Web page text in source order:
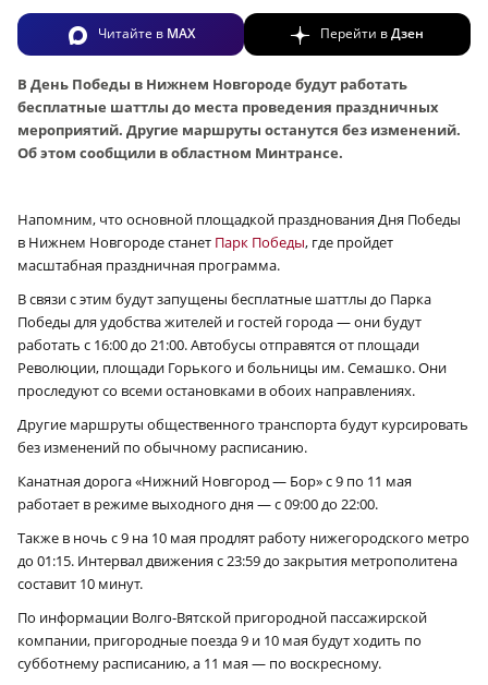
Читайте в MAX Перейти вДзен
В День Победы в Нижнем Новгороде будут работать
бесплатные шаттлы до места проведения праздничных
мероприятий. Другие маршруты останутся без изменений.
Об этом сообщили в областном Минтрансе.
Напомним, что основной площадкой празднования Дня Победы
в Нижнем Новгороде станет Парк Победы, где пройдет
масштабная праздничная программа.
В связи с этим будут запущены бесплатные шаттлы до Парка
Победы для удобства жителей и гостей города — они будут
работать с 16:00 до 21:00. Автобусы отправятся от площади
Революции, площади Горького и больницы им. Семашко. Они
проследуют со всеми остановками в обоих направлениях.
Другие маршруты общественного транспорта будут курсировать
без изменений по обычному расписанию.
Канатная дорога «Нижний Новгород — Бор» с 9 по 11 мая
работает в режиме выходного дня — с 09:00 до 22:00.
Также в ночь с 9 на 10 мая продлят работу нижегородского метро
до 01:15. Интервал движения c 23:59 до закрытия метрополитена
составит 10 минут.
По информации Волго-Вятской пригородной пассажирской
компании, пригородные поезда 9 и 10 мая будут ходить по
субботнему расписанию, а 11 мая — по воскресному.